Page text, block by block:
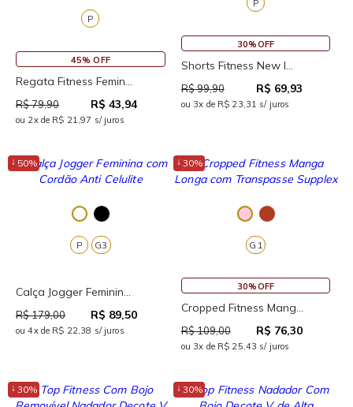
P
45% OFF
Regata Fitness Femin...
R$ 79,90 R$ 43,94
ou 2x de R$ 21,97 s/ juros
P
30%OFF
Shorts Fitness New I...
R$ 99,90 R$ 69,93
ou 3x de R$ 23,31 s/ juros
↓ 50%
P G3
Calça Jogger Feminin...
R$ 179,00 R$ 89,50
ou 4x de R$ 22,38 s/ juros
↓ 30%
G1
30%OFF
Cropped Fitness Mang...
R$ 109,00 R$ 76,30
ou 3x de R$ 25,43 s/ juros
↓ 30% ↓ 30%